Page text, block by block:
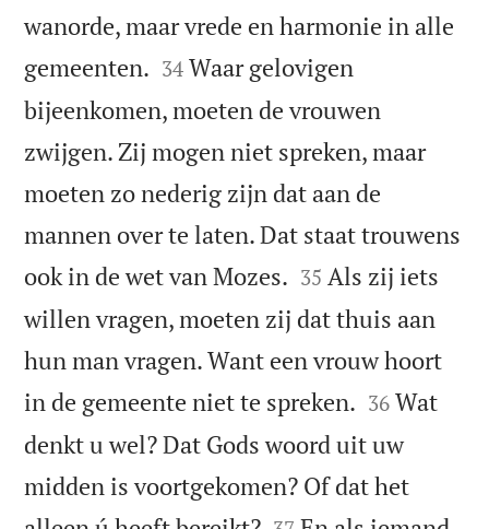
wanorde, maar vrede en harmonie in alle
gemeenten. 

34 Waar gelovigen
bijeenkomen, moeten de vrouwen
zwijgen. Zij mogen niet spreken, maar
moeten zo nederig zijn dat aan de
mannen over te laten. Dat staat trouwens
ook in de wet van Mozes. 

35 Als zij iets
willen vragen, moeten zij dat thuis aan
hun man vragen. Want een vrouw hoort
in de gemeente niet te spreken. 

36 Wat
denkt u wel? Dat Gods woord uit uw
midden is voortgekomen? Of dat het